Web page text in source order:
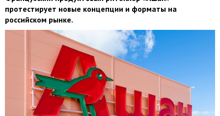
протестирует новые концепции и форматы на
российском рынке.